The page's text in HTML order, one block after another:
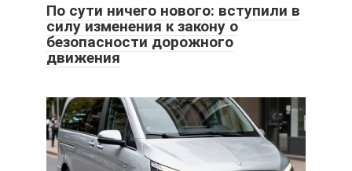
По сути ничего нового: вступили в
силу изменения к закону о
безопасности дорожного
движения